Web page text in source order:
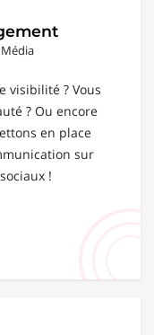
visibilité ? Vous
? Ou encore
en place
sur
!